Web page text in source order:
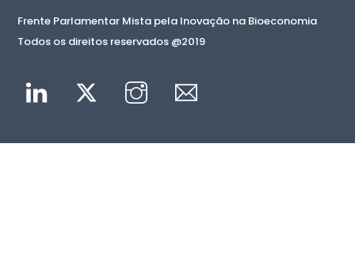
Frente Parlamentar Mista pela Inovação na Bioeconomia
Todos os direitos reservados @2019
Linkedin Twitter Instagram